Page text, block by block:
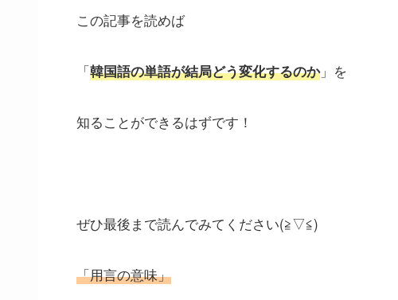
この記事を読めば
「韓国語の単語が結局どう変化するのか」を
知ることができるはずです！
ぜひ最後まで読んでみてください(≧▽≦)
「用言の意味」